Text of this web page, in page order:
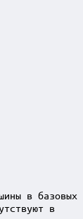
в базовых
в